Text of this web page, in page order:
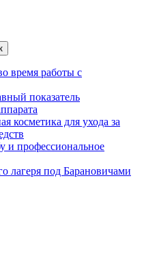
время работы с
показатель
косметика для ухода за
и профессиональное
лагеря под Барановичами